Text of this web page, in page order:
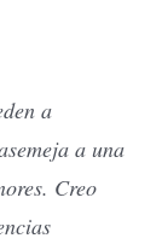
a
a una
Creo